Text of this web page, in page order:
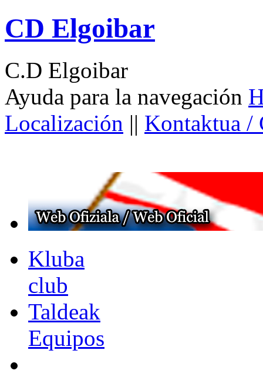
CD Elgoibar
C.D Elgoibar
Ayuda para la navegación
Localización || Kontaktua /
Kluba
club
Taldeak
Equipos